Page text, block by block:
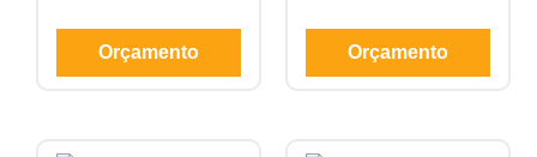
Orçamento Orçamento